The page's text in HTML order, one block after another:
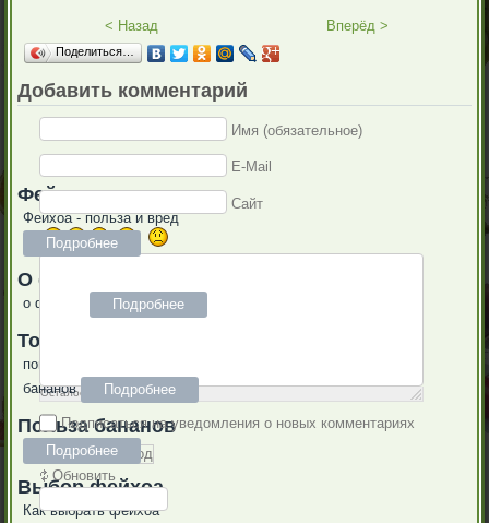
Фейхоа - польза
Фейхоа - польза и вред
Подробнее
О фейхоа
о фейхоа Подробнее
Толстеют ли от
поправляются ли от
бананов
Подробнее
Польза бананов
Подробнее
Выбор фейхоа
Как выбрать фейхоа
< Назад Вперёд >
Поделиться…
Добавить комментарий
Имя (обязательное)
E-Mail
Сайт
Осталось: 1000символов
Подписаться на уведомления о новых комментариях
Обновить